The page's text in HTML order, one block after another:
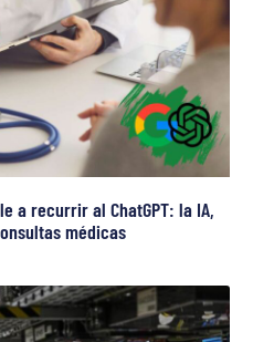
a recurrir al ChatGPT: la IA,
médicas